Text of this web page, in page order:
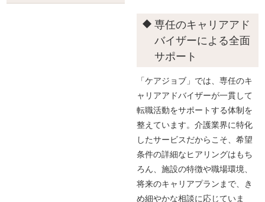
専任のキャリアアド
バイザーによる全面
サポート
「ケアジョブ」では、専任のキ
ャリアアドバイザーが一貫して
転職活動をサポートする体制を
整えています。介護業界に特化
したサービスだからこそ、希望
条件の詳細なヒアリングはもち
ろん、施設の特徴や職場環境、
将来のキャリアプランまで、き
め細やかな相談に応じていま